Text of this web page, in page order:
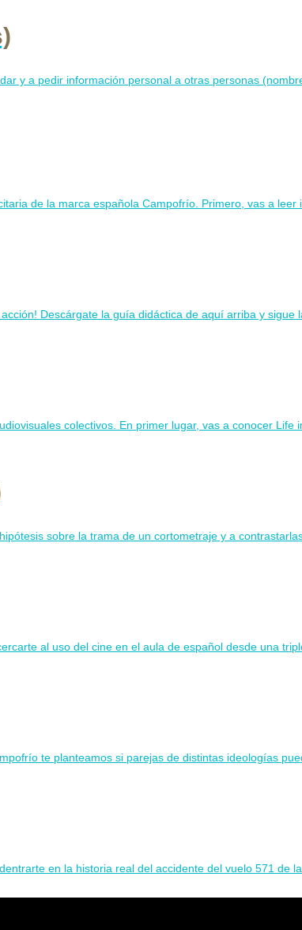
y a pedir información personal a otras personas
de la marca española Campofrío. Primero, vas a leer
Descárgate la guía didáctica de aquí arriba y sigue
colectivos. En primer lugar, vas a conocer Life
sobre la trama de un cortometraje y a
al uso del cine en el aula de español desde una
te planteamos si parejas de distintas ideologías
en la historia real del accidente del vuelo 571 de